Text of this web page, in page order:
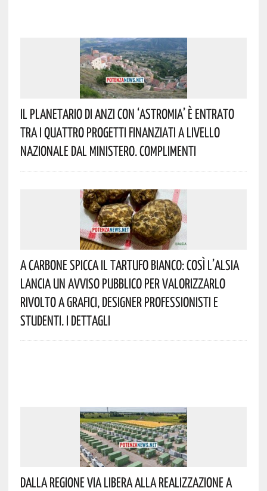
Il Planetario Di Anzi Con ‘Astromia’ È Entrato
Tra I Quattro Progetti Finanziati A Livello
Nazionale Dal Ministero. Complimenti
A Carbone Spicca Il Tartufo Bianco: Così L’Alsia
Lancia Un Avviso Pubblico Per Valorizzarlo
Rivolto A Grafici, Designer Professionisti E
Studenti. I Dettagli
Dalla Regione Via Libera Alla Realizzazione A